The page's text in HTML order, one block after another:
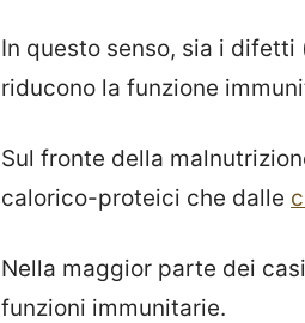
In questo senso, sia i
riducono la funzione
Sul fronte della
calorico-proteici che dalle
Nella maggior parte dei
funzioni immunitarie.